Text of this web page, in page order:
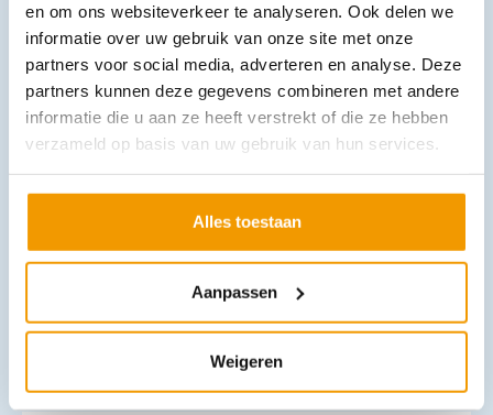
en om ons websiteverkeer te analyseren. Ook delen we
informatie over uw gebruik van onze site met onze
partners voor social media, adverteren en analyse. Deze
partners kunnen deze gegevens combineren met andere
informatie die u aan ze heeft verstrekt of die ze hebben
verzameld op basis van uw gebruik van hun services.
Alles toestaan
Aanpassen
Weigeren
Leverbaar
Pictogram Nooduitgang vinyl
Opties bekijken
Leverbaar